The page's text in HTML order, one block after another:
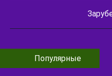
Популярные